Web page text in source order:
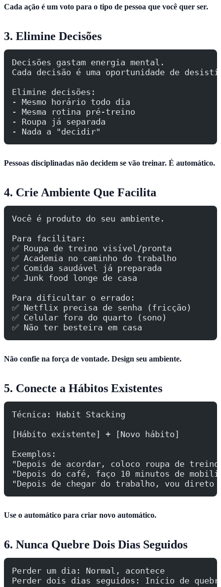
Cada ação é um voto para o tipo de pessoa que você quer ser.
3. Elimine Decisões
Decisões gastam energia mental.
Cada decisão é uma oportunidade de
Elimine decisões:
- Mesmo horário todo dia
- Mesma rotina pré-treino
- Roupa já separada
- Nada a "decidir"
Pessoas disciplinadas não decidem se vão treinar. É automático.
4. Crie Ambiente Que Facilita
Você é produto do seu ambiente.
Para facilitar:
✅ Roupa de treino visível/pronta
✅ Academia no caminho do trabalho
✅ Comida saudável já preparada
✅ Junk food longe de casa
Para dificultar o errado:
✅ Netflix precisa de senha (fricção)
✅ Celular fora do quarto (sono)
✅ Não ter besteira em casa
Não confie na força de vontade. Design seu ambiente.
5. Conecte a Hábitos Existentes
Técnica: Habit Stacking
[Hábito existente] + [Novo hábito]
Exemplos:
"Depois de acordar, coloco roupa de
"Depois do café, faço 10 minutos de
"Depois de chegar do trabalho, vou direto
Use o automático para criar novo automático.
6. Nunca Quebre Dois Dias Seguidos
Perder um dia: Normal, acontece
Perder dois dias seguidos: Início de